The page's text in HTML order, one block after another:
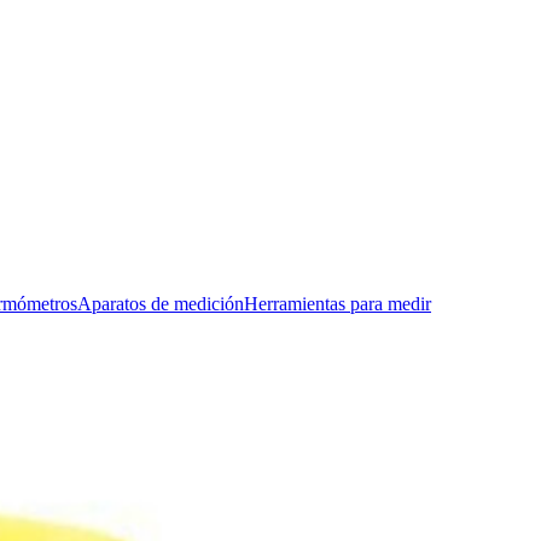
Aparatos de mediciónHerramientas para medir